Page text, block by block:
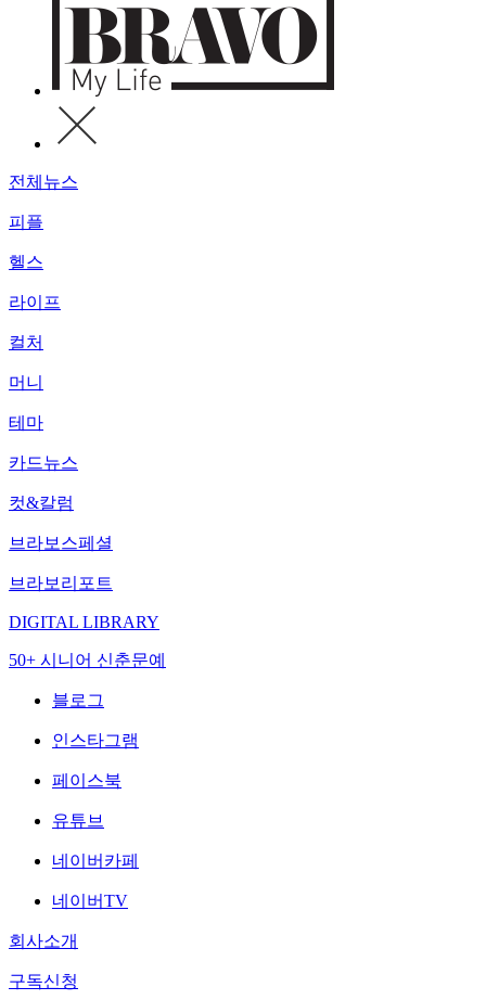
전체뉴스
피플
헬스
라이프
컬처
머니
테마
카드뉴스
컷&칼럼
브라보스페셜
브라보리포트
DIGITAL LIBRARY
50+ 시니어 신춘문예
블로그
인스타그램
페이스북
유튜브
네이버카페
네이버TV
회사소개
구독신청